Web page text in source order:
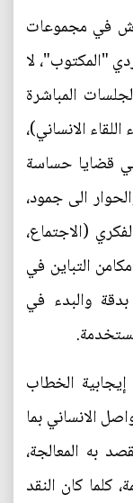
في مجموعات
"المكتوب"، لا
المباشرة
الانساني)،
في قضايا حساسة
الى جمود،
(الاجتماع،
مكامن التباين في
والبدء في
الخطاب
الانساني بما
به المعالجة،
كلما كان النقد